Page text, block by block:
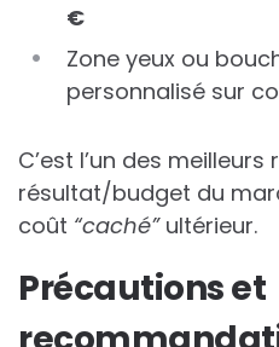
€
Zone yeux ou
personnalisé sur
C’est l’un des
résultat/budget du
coût “caché”ultérieur.
Précautions et